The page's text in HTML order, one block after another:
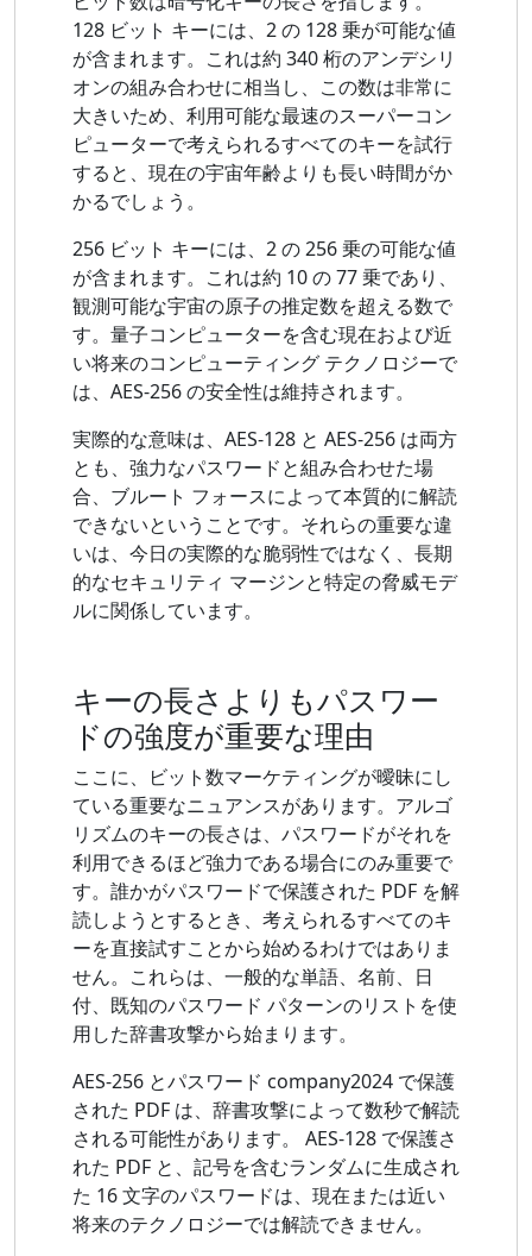
128 ビット キーには、2 の 128 乗が可能な値
が含まれます。これは約 340 桁のアンデシリ
オンの組み合わせに相当し、この数は非常に
大きいため、利用可能な最速のスーパーコン
ピューターで考えられるすべてのキーを試行
すると、現在の宇宙年齢よりも長い時間がか
かるでしょう。
256 ビット キーには、2 の 256 乗の可能な値
が含まれます。これは約 10 の 77 乗であり、
観測可能な宇宙の原子の推定数を超える数で
す。量子コンピューターを含む現在および近
い将来のコンピューティング テクノロジーで
は、AES-256 の安全性は維持されます。
実際的な意味は、AES-128 と AES-256 は両方
とも、強力なパスワードと組み合わせた場
合、ブルート フォースによって本質的に解読
できないということです。それらの重要な違
いは、今日の実際的な脆弱性ではなく、長期
的なセキュリティ マージンと特定の脅威モデ
ルに関係しています。
キーの長さよりもパスワー
ドの強度が重要な理由
ここに、ビット数マーケティングが曖昧にし
ている重要なニュアンスがあります。アルゴ
リズムのキーの長さは、パスワードがそれを
利用できるほど強力である場合にのみ重要で
す。誰かがパスワードで保護された PDF を解
読しようとするとき、考えられるすべてのキ
ーを直接試すことから始めるわけではありま
せん。これらは、一般的な単語、名前、日
付、既知のパスワード パターンのリストを使
用した辞書攻撃から始まります。
AES-256 とパスワード company2024 で保護
された PDF は、辞書攻撃によって数秒で解読
される可能性があります。 AES-128 で保護さ
れた PDF と、記号を含むランダムに生成され
た 16 文字のパスワードは、現在または近い
将来のテクノロジーでは解読できません。